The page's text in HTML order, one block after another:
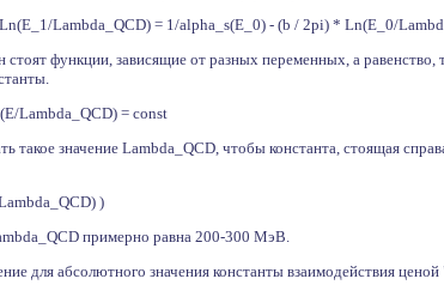
Lambda_QCD) = 1/alpha_s(E_0) - (b / 2pi) * Ln(E_0/
стоят функции, зависящие от разных переменных, а
Lambda_QCD) = const
такое значение Lambda_QCD, чтобы константа, стоящая
)
примерно равна 200-300 МэВ.
для абсолютного значения константы взаимодействия